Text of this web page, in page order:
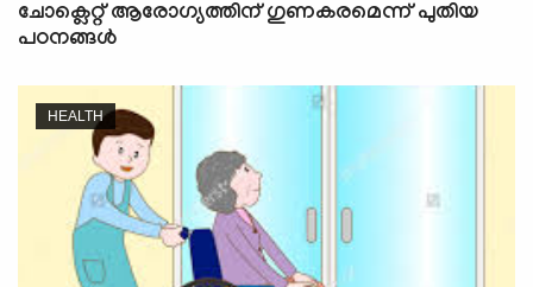
ചോക്ലെറ്റ് ആരോഗ്യത്തിന് ഗുണകരമെന്ന് പുതിയ
പഠനങ്ങള്‍
HEALTH